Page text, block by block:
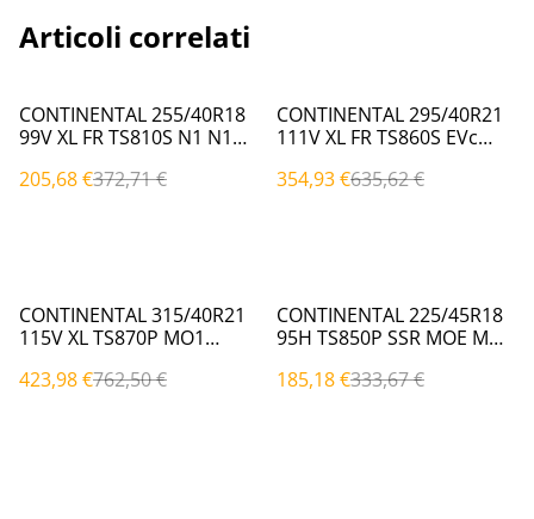
Articoli correlati
%
CONTINENTAL 255/40R18
99V XL FR TS810S N1 N1
205,68 €372,71 €
%
CONTINENTAL 295/40R21
111V XL FR TS860S EVc
354,93 €635,62 €
%
CONTINENTAL 315/40R21
115V XL TS870P MO1
423,98 €762,50 €
%
CONTINENTAL 225/45R18
95H TS850P SSR MOE MOE
185,18 €333,67 €